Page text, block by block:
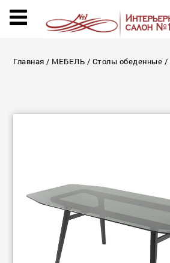
Главная / МЕБЕЛЬ / Столы обеденные /